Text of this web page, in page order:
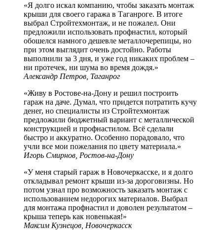
«Я долго искал компанию, чтобы заказать монтаж
крыши для своего гаража в Таганроге. В итоге
выбрал Стройтехмонтаж, и не пожалел. Они
предложили использовать профнастил, который
обошелся намного дешевле металлочерепицы, но
при этом выглядит очень достойно. Работы
выполнили за 3 дня, и уже год никаких проблем –
ни протечек, ни шума во время дождя.»
Александр Петров, Таганрог
«Живу в Ростове-на-Дону и решил построить
гараж на даче. Думал, что придется потратить кучу
денег, но специалисты из Стройтехмонтаж
предложили бюджетный вариант с металлической
конструкцией и профнастилом. Всё сделали
быстро и аккуратно. Особенно порадовало, что
учли все мои пожелания по цвету материала.»
Игорь Смирнов, Ростов-на-Дону
«У меня старый гараж в Новочеркасске, и я долго
откладывал ремонт крыши из-за дороговизны. Но
потом узнал про возможность заказать монтаж с
использованием недорогих материалов. Выбрал
для монтажа профнастил и доволен результатом –
крыша теперь как новенькая!»
Максим Кузнецов, Новочеркасск